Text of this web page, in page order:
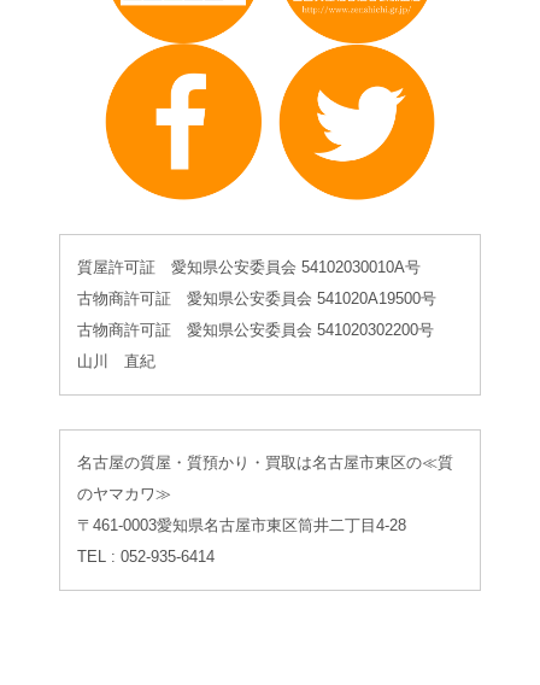
質屋許可証 愛知県公安委員会 54102030010A号
古物商許可証 愛知県公安委員会 541020A19500号
古物商許可証 愛知県公安委員会 541020302200号
山川 直紀
名古屋の質屋・質預かり・買取は名古屋市東区の≪質
のヤマカワ≫
〒461-0003愛知県名古屋市東区筒井二丁目4-28
TEL : 052-935-6414